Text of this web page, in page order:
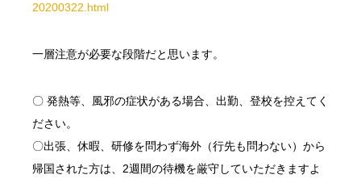
20200322.html
一層注意が必要な段階だと思います。
〇 発熱等、風邪の症状がある場合、出勤、登校を控えてく
ださい。
〇出張、休暇、研修を問わず海外（行先も問わない）から
帰国された方は、2週間の待機を厳守していただきますよ